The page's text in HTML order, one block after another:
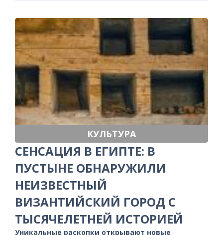
КУЛЬТУРА
СЕНСАЦИЯ В ЕГИПТЕ: В
ПУСТЫНЕ ОБНАРУЖИЛИ
НЕИЗВЕСТНЫЙ
ВИЗАНТИЙСКИЙ ГОРОД С
ТЫСЯЧЕЛЕТНЕЙ ИСТОРИЕЙ
Уникальные раскопки открывают новые